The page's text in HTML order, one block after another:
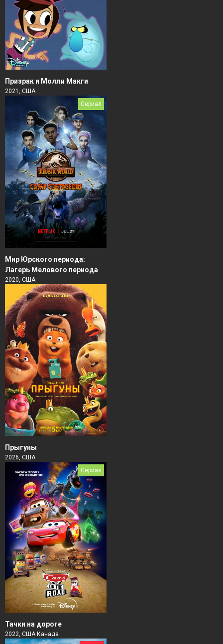
Призрак и Молли Макги
2021, США
Сериал
Мир Юрского периода:
Лагерь Мелового периода
2020, США
Прыгуны
2026, США
Сериал
Тачки на дороге
2022, США Канада